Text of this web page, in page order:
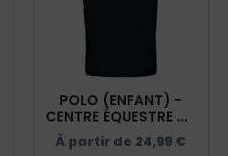
POLO (ENFANT) -
CENTRE ÉQUESTRE DU
PARC - NAVY -
BCK424
À partir de 24,99 €